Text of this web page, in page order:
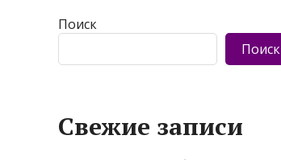
Поиск
Поиск
Свежие записи